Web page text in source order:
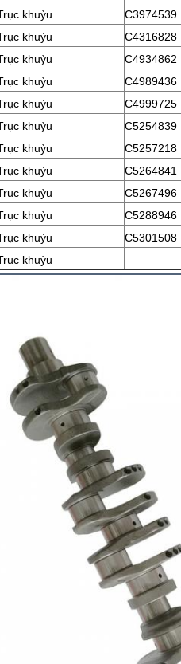
khuỷu C3974539
khuỷu C4316828
khuỷu C4934862
khuỷu C4989436
khuỷu C4999725
khuỷu C5254839
khuỷu C5257218
khuỷu C5264841
khuỷu C5267496
khuỷu C5288946
khuỷu C5301508
khuỷu